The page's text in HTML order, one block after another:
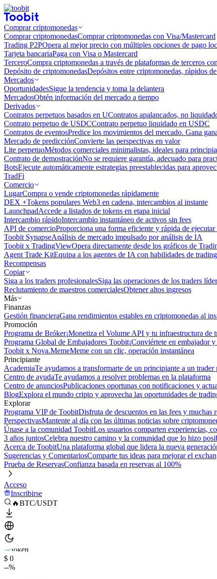
Comprar criptomonedas
Comprar criptomonedasComprar criptomonedas con Visa/Mastercard
Trading P2POpera al mejor precio con múltiples opciones de pago
Tarjeta bancariaPaga con Visa o Mastercard
TerceroCompra criptomonedas a través de plataformas de terceros
Depósito de criptomonedasDepósitos entre criptomonedas, rápidos
Mercados
OportunidadesSigue la tendencia y toma la delantera
MercadosObtén información del mercado a tiempo
Derivados
Contratos perpetuos basados ​​en UContratos apalancados, no
Contrato perpetuo de USDCContrato perpetuo liquidado en USDC
Contratos de eventosPredice los movimientos del mercado. Gana
Mercado de predicciónConvierte las perspectivas en valor
Lite perpetuoMétodos comerciales minimalistas, ideales para
Contrato de demostraciónNo se requiere garantía, adecuado para
BotsEjecute automáticamente estrategias preestablecidas para
TradFi
Comercio
LugarCompra o vende criptomonedas rápidamente
DEX +Tokens populares Web3 en cadena, intercambios al instante
LaunchpadAccede a listados de tokens en etapa inicial
Intercambio rápidoIntercambio instantáneo de activos sin fees
API de comercioProporciona una forma eficiente y rápida de
Toobit SynapseAnálisis de mercado impulsado por análisis de IA
Toobit x TradingViewOpera directamente desde los gráficos de
Agent Trade KitEquipa a los agentes de IA con habilidades de
Recompensas
Copiar
Siga a los traders profesionalesSiga las operaciones de los traders
Reclutamiento de maestros comercialesObtener altos ingresos
Más
Finanzas
Gestión financieraGana rendimientos estables en criptomonedas al
Promoción
Programa de Bróker¡Monetiza el Volume API y tu infraestructura de
Programa Global de Embajadores Toobit¡Conviértete en embajador
Toobit x Nova.MemeMeme con un clic, operación instantánea
Principiante
AcademiaTe ayudamos a transformarte de un principiante a un trader
Centro de ayudaTe ayudamos a resolver problemas en la plataforma
Centro de anunciosPublicaciones oportunas con notificaciones y
BlogExplora el mundo cripto y aprovecha las oportunidades de
Explorar
Programa VIP de ToobitDisfruta de descuentos en las fees y muchas
PerspectivasMantente al día con las últimas noticias sobre
Únase a la comunidad ToobitLos usuarios comparten experiencias,
3 años juntosCelebra nuestro camino y la comunidad que lo hizo
Acerca de ToobitUna plataforma global que lidera la nueva
Sugerencias y ComentariosComparte tus ideas para mejorar el
Prueba de ReservasConfianza basada en reservas al 100%
Acceso
Inscribirse
🔥BTC/USDT
$ 0
--%